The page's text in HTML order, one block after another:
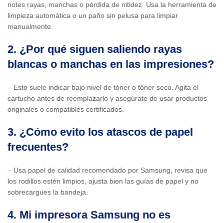
notes rayas, manchas o pérdida de nitidez. Usa la herramienta de
limpieza automática o un paño sin pelusa para limpiar
manualmente.
2. ¿Por qué siguen saliendo rayas
blancas o manchas en las impresiones?
– Esto suele indicar bajo nivel de tóner o tóner seco. Agita el
cartucho antes de reemplazarlo y asegúrate de usar productos
originales o compatibles certificados.
3. ¿Cómo evito los atascos de papel
frecuentes?
– Usa papel de calidad recomendado por Samsung, revisa que
los rodillos estén limpios, ajusta bien las guías de papel y no
sobrecargues la bandeja.
4. Mi impresora Samsung no es